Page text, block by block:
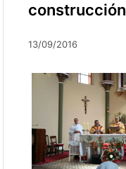
construcción
13/09/2016